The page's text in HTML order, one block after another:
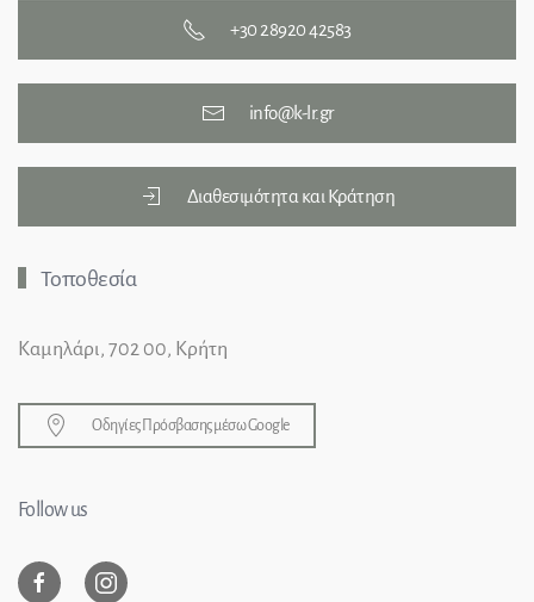
+30 28920 42583
info@k-lr.gr
Διαθεσιμότητα και Κράτηση
Τοποθεσία
Καμηλάρι, 702 00, Κρήτη
Οδηγίες Πρόσβασης μέσω Google
Follow us